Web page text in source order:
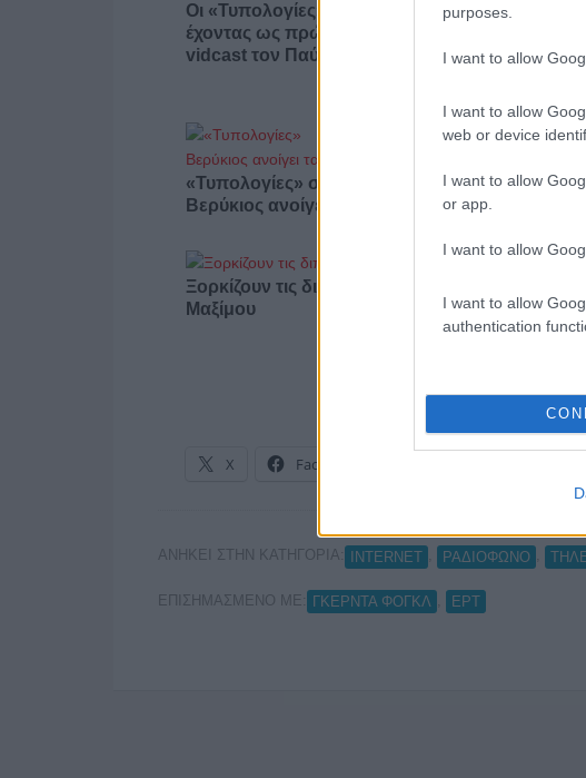
purposes.
I want to allow
I want to allow
web or device
I want to allow
or app.
I want to allow
I want to allow
authentication
Οι «Τυπολογίες» περνούν στην εικόνα,
έχοντας ως πρώτο καλεσμένο στο νέο
vidcast τον Παύλο Μαρινάκη
«Τυπολογίες» στο YouTube: Ο Δήμος
Βερύκιος ανοίγει τα χαρτιά του – Vidcast
Ξορκίζουν τις διπλές εκλογές στο
Μαξίμου
Ο
X Facebook
ΑΝΗΚΕΙ ΣΤΗΝ ΚΑΤΗΓΟΡΙΑ: INTERNET ΡΑΔΙΟΦΩΝΟ
ΕΠΙΣΗΜΑΣΜΕΝΟ ΜΕ: ΓΚΕΡΝΤΑ ΦΟΓΚΛ ΕΡΤ